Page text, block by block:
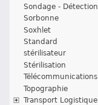
Sondage - Détection
Sorbonne
Soxhlet
Standard
stérilisateur
Stérilisation
Télécommunications
Topographie
Transport